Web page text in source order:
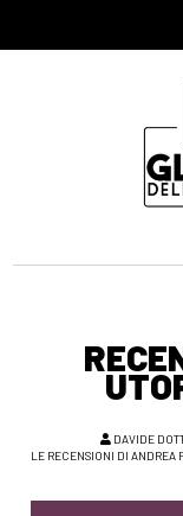
DAVIDE
LE RECENSIONI DI ANDREA